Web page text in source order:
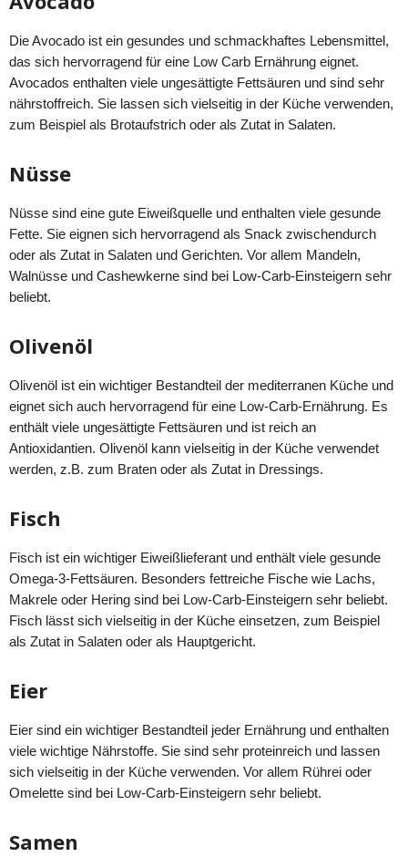
Die Avocado ist ein gesundes und schmackhaftes Lebensmittel,
das sich hervorragend für eine Low Carb Ernährung eignet.
Avocados enthalten viele ungesättigte Fettsäuren und sind sehr
nährstoffreich. Sie lassen sich vielseitig in der Küche verwenden,
zum Beispiel als Brotaufstrich oder als Zutat in Salaten.
Nüsse
Nüsse sind eine gute Eiweißquelle und enthalten viele gesunde
Fette. Sie eignen sich hervorragend als Snack zwischendurch
oder als Zutat in Salaten und Gerichten. Vor allem Mandeln,
Walnüsse und Cashewkerne sind bei Low-Carb-Einsteigern sehr
beliebt.
Olivenöl
Olivenöl ist ein wichtiger Bestandteil der mediterranen Küche und
eignet sich auch hervorragend für eine Low-Carb-Ernährung. Es
enthält viele ungesättigte Fettsäuren und ist reich an
Antioxidantien. Olivenöl kann vielseitig in der Küche verwendet
werden, z.B. zum Braten oder als Zutat in Dressings.
Fisch
Fisch ist ein wichtiger Eiweißlieferant und enthält viele gesunde
Omega-3-Fettsäuren. Besonders fettreiche Fische wie Lachs,
Makrele oder Hering sind bei Low-Carb-Einsteigern sehr beliebt.
Fisch lässt sich vielseitig in der Küche einsetzen, zum Beispiel
als Zutat in Salaten oder als Hauptgericht.
Eier
Eier sind ein wichtiger Bestandteil jeder Ernährung und enthalten
viele wichtige Nährstoffe. Sie sind sehr proteinreich und lassen
sich vielseitig in der Küche verwenden. Vor allem Rührei oder
Omelette sind bei Low-Carb-Einsteigern sehr beliebt.
Samen